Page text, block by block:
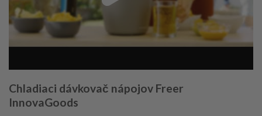
Chladiaci dávkovač nápojov Freer
InnovaGoods